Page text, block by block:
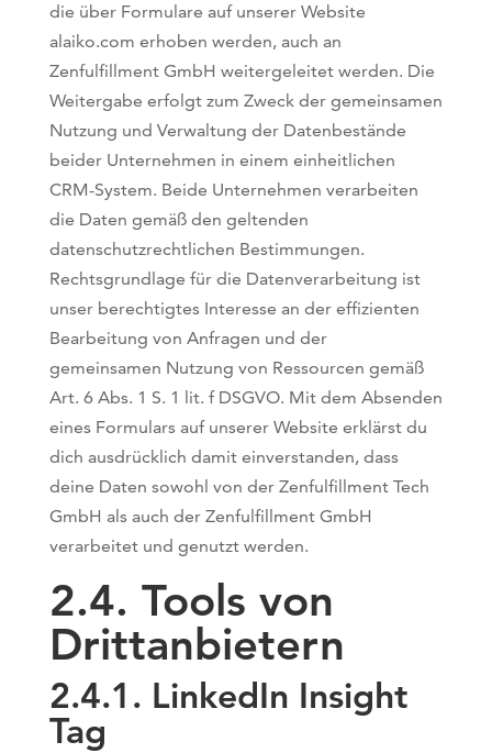
die über Formulare auf unserer Website
alaiko.com erhoben werden, auch an
Zenfulfillment GmbH weitergeleitet werden. Die
Weitergabe erfolgt zum Zweck der gemeinsamen
Nutzung und Verwaltung der Datenbestände
beider Unternehmen in einem einheitlichen
CRM-System. Beide Unternehmen verarbeiten
die Daten gemäß den geltenden
datenschutzrechtlichen Bestimmungen.
Rechtsgrundlage für die Datenverarbeitung ist
unser berechtigtes Interesse an der effizienten
Bearbeitung von Anfragen und der
gemeinsamen Nutzung von Ressourcen gemäß
Art. 6 Abs. 1 S. 1 lit. f DSGVO. Mit dem Absenden
eines Formulars auf unserer Website erklärst du
dich ausdrücklich damit einverstanden, dass
deine Daten sowohl von der Zenfulfillment Tech
GmbH als auch der Zenfulfillment GmbH
verarbeitet und genutzt werden.
2.4. Tools von
Drittanbietern
2.4.1. ​LinkedIn Insight
Tag​